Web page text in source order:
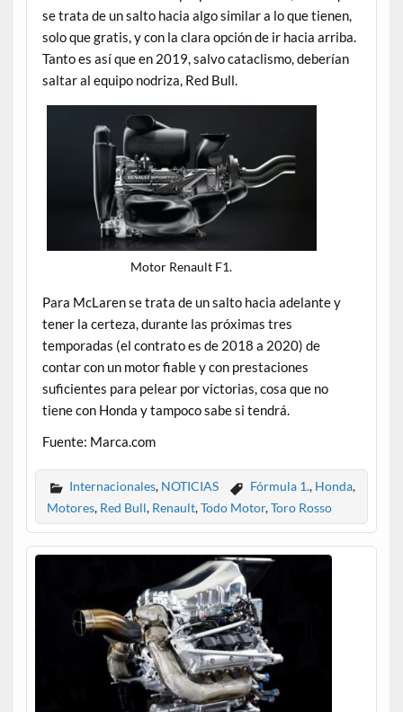
se trata de un salto hacia algo similar a lo que tienen,
solo que gratis, y con la clara opción de ir hacia arriba.
Tanto es así que en 2019, salvo cataclismo, deberían
saltar al equipo nodriza, Red Bull.
Motor Renault F1.
Para McLaren se trata de un salto hacia adelante y
tener la certeza, durante las próximas tres
temporadas (el contrato es de 2018 a 2020) de
contar con un motor fiable y con prestaciones
suficientes para pelear por victorias, cosa que no
tiene con Honda y tampoco sabe si tendrá.
Fuente: Marca.com
Internacionales, NOTICIAS Fórmula 1., Honda,
Motores, Red Bull, Renault,Todo Motor,Toro Rosso